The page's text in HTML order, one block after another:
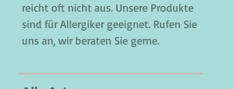
reicht oft nicht aus. Unsere Produkte
sind für Allergiker geeignet. Rufen Sie
uns an, wir beraten Sie gerne.